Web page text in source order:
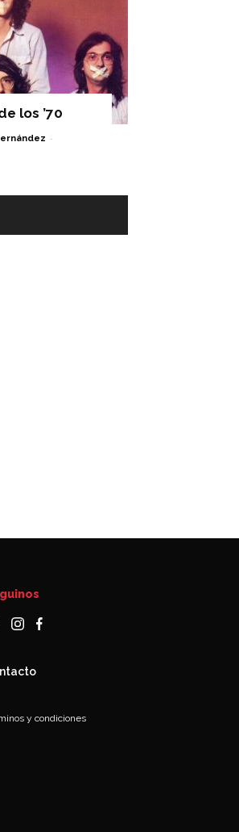
los ’70
-
y condiciones